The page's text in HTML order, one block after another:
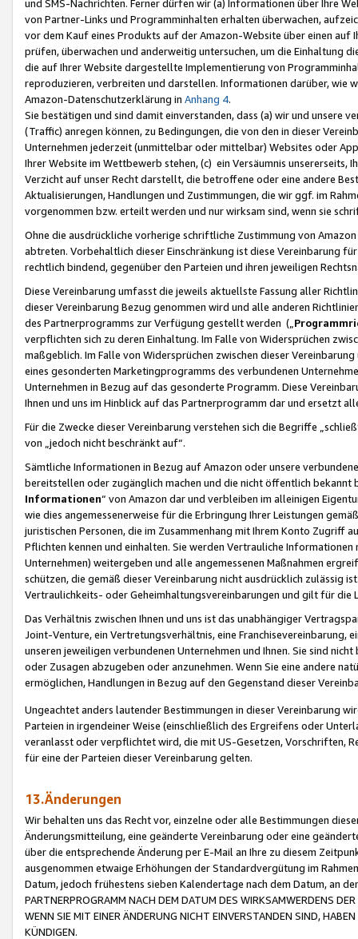
und SMS-Nachrichten. Ferner dürfen wir (a) Informationen über Ihre
von Partner-Links und Programminhalten erhalten überwachen,
vor dem Kauf eines Produkts auf der Amazon-Website über einen
prüfen, überwachen und anderweitig untersuchen, um die Einhaltung
die auf Ihrer Website dargestellte Implementierung von
reproduzieren, verbreiten und darstellen. Informationen darüber, wie
Amazon-Datenschutzerklärung in Anhang 4.
Sie bestätigen und sind damit einverstanden, dass (a) wir und
(Traffic) anregen können, zu Bedingungen, die von den in dieser
Unternehmen jederzeit (unmittelbar oder mittelbar) Websites oder
Ihrer Website im Wettbewerb stehen, (c) ein Versäumnis unsererseits,
Verzicht auf unser Recht darstellt, die betroffene oder eine andere
Aktualisierungen, Handlungen und Zustimmungen, die wir ggf. im
vorgenommen bzw. erteilt werden und nur wirksam sind, wenn sie
Ohne die ausdrückliche vorherige schriftliche Zustimmung von
abtreten. Vorbehaltlich dieser Einschränkung ist diese Vereinbarung
rechtlich bindend, gegenüber den Parteien und ihren jeweiligen
Diese Vereinbarung umfasst die jeweils aktuellste Fassung aller
dieser Vereinbarung Bezug genommen wird und alle anderen
des Partnerprogramms zur Verfügung gestellt werden („
verpflichten sich zu deren Einhaltung. Im Falle von Widersprüchen
maßgeblich. Im Falle von Widersprüchen zwischen dieser
eines gesonderten Marketingprogramms des verbundenen
Unternehmen in Bezug auf das gesonderte Programm. Diese
Ihnen und uns im Hinblick auf das Partnerprogramm dar und ersetzt
Für die Zwecke dieser Vereinbarung verstehen sich die Begriffe
von „jedoch nicht beschränkt auf“.
Sämtliche Informationen in Bezug auf Amazon oder unsere
bereitstellen oder zugänglich machen und die nicht öffentlich
Informationen“ von Amazon dar und verbleiben im alleinigen
wie dies angemessenerweise für die Erbringung Ihrer Leistungen
juristischen Personen, die im Zusammenhang mit Ihrem Konto
Pflichten kennen und einhalten. Sie werden Vertrauliche
Unternehmen) weitergeben und alle angemessenen Maßnahmen
schützen, die gemäß dieser Vereinbarung nicht ausdrücklich zulässig
Vertraulichkeits- oder Geheimhaltungsvereinbarungen und gilt für die
Das Verhältnis zwischen Ihnen und uns ist das unabhängiger
Joint-Venture, ein Vertretungsverhältnis, eine Franchisevereinbarung,
unseren jeweiligen verbundenen Unternehmen und Ihnen. Sie sind
oder Zusagen abzugeben oder anzunehmen. Wenn Sie eine andere
ermöglichen, Handlungen in Bezug auf den Gegenstand dieser
Ungeachtet anders lautender Bestimmungen in dieser Vereinbarung
Parteien in irgendeiner Weise (einschließlich des Ergreifens oder
veranlasst oder verpflichtet wird, die mit US-Gesetzen, Vorschriften,
für eine der Parteien dieser Vereinbarung gelten.
13.Änderungen
Wir behalten uns das Recht vor, einzelne oder alle Bestimmungen
Änderungsmitteilung, eine geänderte Vereinbarung oder eine
über die entsprechende Änderung per E-Mail an Ihre zu diesem
ausgenommen etwaige Erhöhungen der Standardvergütung im
Datum, jedoch frühestens sieben Kalendertage nach dem Datum, an
PARTNERPROGRAMM NACH DEM DATUM DES WIRKSAMWERDENS
WENN SIE MIT EINER ÄNDERUNG NICHT EINVERSTANDEN SIND,
KÜNDIGEN.